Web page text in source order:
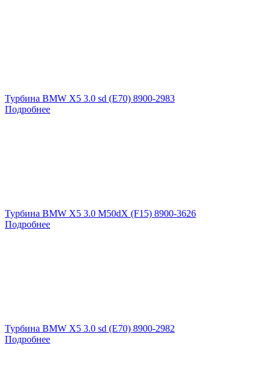
Турбина BMW X5 3.0 sd (E70) 8900-2983
Подробнее
Турбина BMW X5 3.0 M50dX (F15) 8900-3626
Подробнее
Турбина BMW X5 3.0 sd (E70) 8900-2982
Подробнее